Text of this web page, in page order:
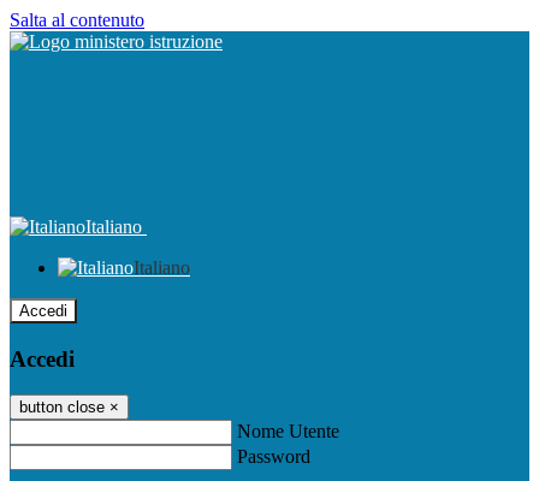
Salta al contenuto
Italiano
Italiano
Accedi
Accedi
button close ×
Nome Utente
Password